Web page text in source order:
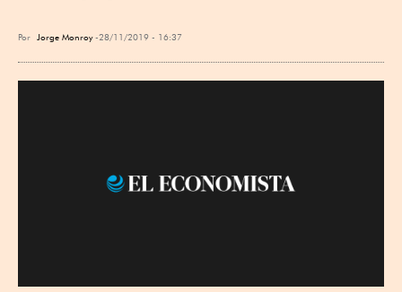
Por Jorge Monroy 28/11/2019 - 16:37